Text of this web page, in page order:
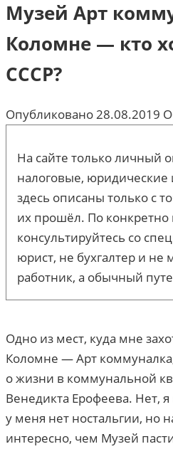
Музей Арт
Коломне — кто
СССР?
Опубликовано28.08.2019
На сайте только личный
налоговые,
здесь описаны только с
их прошёл. По
консультируйтесь со
юрист, не бухгалтер и не
работник, а обычный
Одно из мест, куда мне
Коломне — Арт
о жизни в коммунальной
Венедикта Ерофеева. Нет,
у меня нет ностальгии, но
интересно, чем Музей